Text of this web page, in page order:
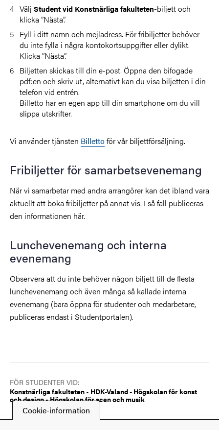
Välj Student vid Konstnärliga fakulteten-biljett och
klicka ”Nästa”.
Fyll i ditt namn och mejladress. För fribiljetter behöver
du inte fylla i några kontokortsuppgifter eller dylikt.
Klicka ”Nästa”.
Biljetten skickas till din e-post. Öppna den bifogade
pdf:en och skriv ut, alternativt kan du visa biljetten i din
telefon vid entrén.
Billetto har en egen app till din smartphone om du vill
slippa utskrifter.
Vi använder tjänsten Billettoför vår biljettförsäljning.
Fribiljetter för samarbetsevenemang
När vi samarbetar med andra arrangörer kan det ibland vara
aktuellt att boka fribiljetter på annat vis. I så fall publiceras
den informationen här.
Lunchevenemang och interna
evenemang
Observera att du inte behöver någon biljett till de flesta
lunchevenemang och även många så kallade interna
evenemang (bara öppna för studenter och medarbetare,
publiceras endast i Studentportalen).
FÖR STUDENTER VID:
Konstnärliga fakulteten • HDK-Valand - Högskolan för konst
och design • Högskolan för scen och musik
Cookie-information